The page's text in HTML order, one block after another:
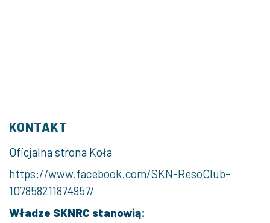
KONTAKT
Oficjalna strona Koła
https://www.facebook.com/SKN-ResoClub-
107858211874957/
Władze SKNRC stanowią: